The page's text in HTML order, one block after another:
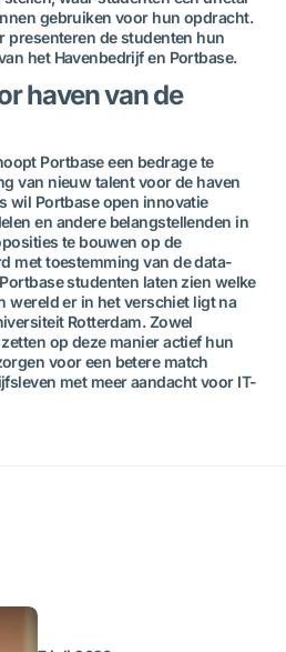
gebruiken voor hun opdracht.
presenteren de studenten hun
het Havenbedrijf en Portbase.
haven van de
Portbase een bedrage te
van nieuw talent voor de haven
wil Portbase open innovatie
en andere belangstellenden in
te bouwen op de
met toestemming van de data-
studenten laten zien welke
wereld er in het verschiet ligt na
Rotterdam. Zowel
op deze manier actief hun
voor een betere match
met meer aandacht voor IT-